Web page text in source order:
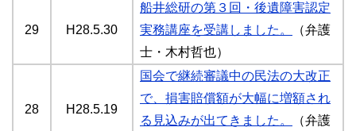
29 H28.5.30
船井総研の第３回・後遺障害認定
実務講座を受講しました。
（弁護
士・木村哲也）
28 H28.5.19
国会で継続審議中の民法の大改正
で、損害賠償額が大幅に増額され
る見込みが出てきました。
（弁護